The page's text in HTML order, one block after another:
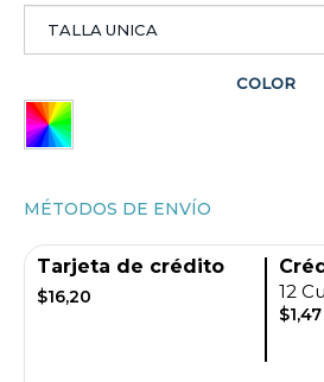
COLOR
MÉTODOS DE ENVÍO
Tarjeta de crédito
$16,20
12
$1,47